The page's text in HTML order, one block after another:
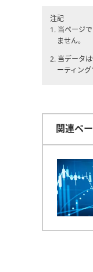
注記
1. 当ページ
ません。
2. 当データ
ーティン
関連ペ